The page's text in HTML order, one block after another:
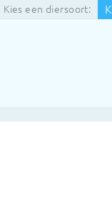
Kies een diersoort: